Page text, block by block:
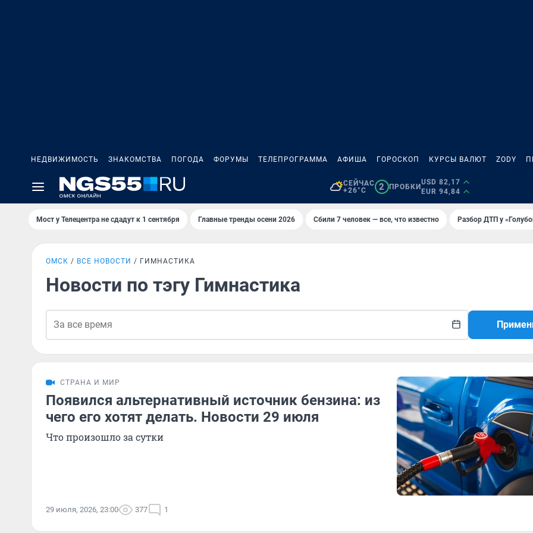
НЕДВИЖИМОСТЬ ЗНАКОМСТВА ПОГОДА ФОРУМЫ ТЕЛЕПРОГРАММА АФИША ГОРОСКОП КУРСЫ ВАЛЮТ ZODY
СЕЙЧАС
+26°C
2 ПРОБКИ
USD 82,17
EUR 94,84
Мост у Телецентра не сдадут к 1 сентября Главные тренды осени 2026 Сбили 7 человек — все, что известно Разбор ДТП у
ОМСК ВСЕ НОВОСТИ ГИМНАСТИКА
Новости по тэгу Гимнастика
СТРАНА И МИР
Появился альтернативный источник бензина: из
чего его хотят делать. Новости 29 июля
Что произошло за сутки
29 июля, 2026, 23:00 377 1